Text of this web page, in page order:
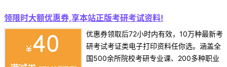
领限时大额优惠券,享本站正版考研考试资料!
优惠券领取后72小时内有效，10万种最新考
研考试考证类电子打印资料任你选。涵盖全
国500余所院校考研专业课、200多种职业